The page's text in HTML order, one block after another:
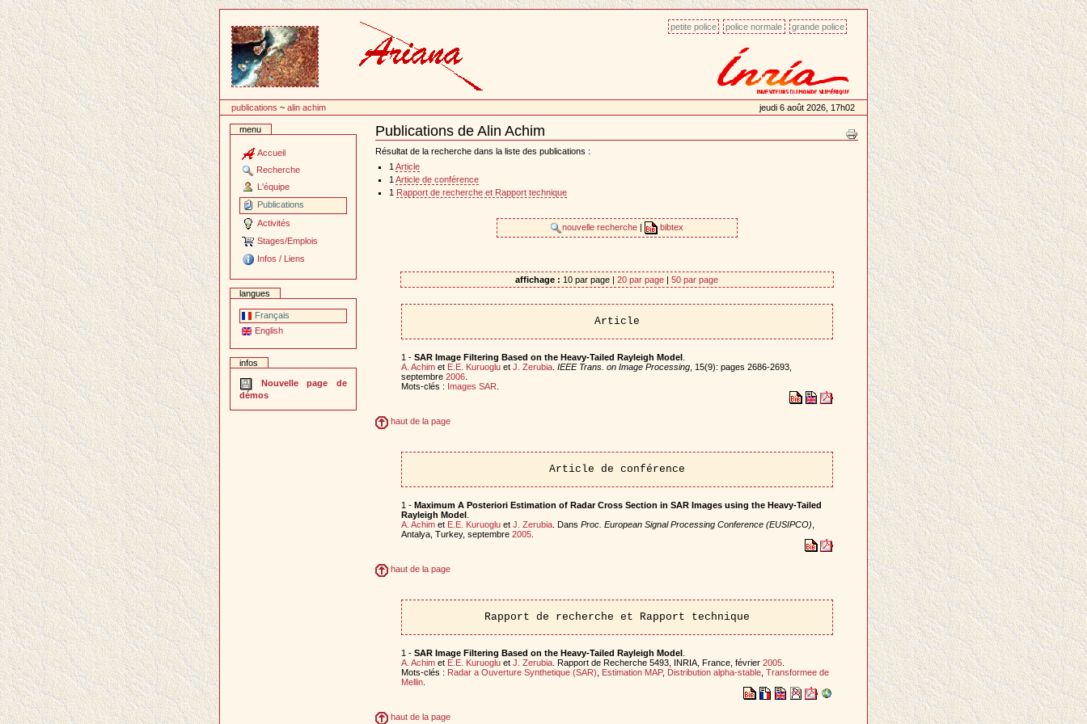
contenu
petite police police normale grande police
publications ~alin achim jeudi 6 août 2026, 17h02
menu
Accueil
Recherche
L'équipe
Publications
Activités
Stages/Emplois
Infos / Liens
langues
Français
English
infos
Nouvelle page de
démos
Publications de Alin Achim
Document
Actions
Résultat de la recherche dans la liste des publications :
1 Article
1 Article de conférence
1
Rapport de recherche et Rapport technique
nouvelle recherche bibtex
affichage : 10 par page | 20 par page | 50 par page
Article
1 - SAR Image Filtering Based on the Heavy-Tailed Rayleigh Model.
A. Achimet E.E. Kuruogluet J. Zerubia. IEEE Trans. on Image Processing, 15(9): pages 2686-2693,
septembre 2006.
Mots-clés : Images SAR
haut de la page
Article de conférence
1 - Maximum A Posteriori Estimation of Radar Cross Section in SAR Images using the Heavy-Tailed
Rayleigh Model.
A. Achimet E.E. Kuruogluet J. Zerubia. Dans Proc. European Signal Processing Conference (EUSIPCO)
Antalya, Turkey, septembre 2005.
haut de la page
Rapport de recherche et Rapport technique
1 - SAR Image Filtering Based on the Heavy-Tailed Rayleigh Model.
A. Achimet E.E. Kuruogluet J. Zerubia. Rapport de Recherche 5493, INRIA, France, février 2005.
Mots-clés : Radar a Ouverture Synthetique (SAR) Estimation MAP, Distribution alpha-stable, Transformee de
Mellin.
haut de la page